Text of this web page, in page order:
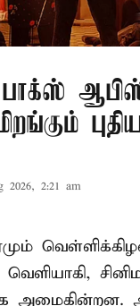
2026, 2:21 am